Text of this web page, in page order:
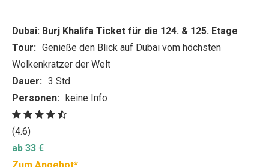
Dubai: Burj Khalifa Ticket für die 124. & 125. Etage
Tour: Genieße den Blick auf Dubai vom höchsten
Wolkenkratzer der Welt
Dauer: 3 Std.
Personen: keine Info
(4.6)
ab 33 €
Zum Angebot*